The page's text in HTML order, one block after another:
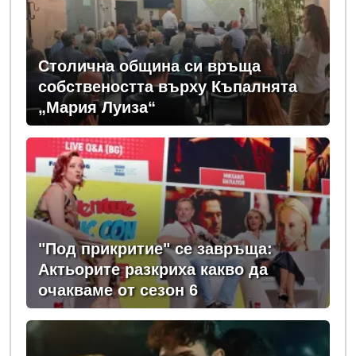
Столична община си връща
собствеността върху Къпалнята
„Мария Луиза“
"Под прикритие" се завръща:
Актьорите разкриха какво да
очакваме от сезон 6